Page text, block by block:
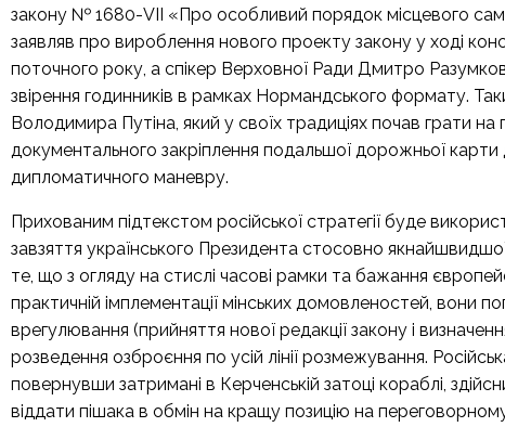
закону № 1680-VIІ «Про особливий порядок місцевого
заявляв про вироблення нового проекту закону у ході
поточного року, а спікер Верховної Ради Дмитро
звірення годинників в рамках Нормандського формату.
Володимира Путіна, який у своїх традиціях почав грати
документального закріплення подальшої дорожньої
дипломатичного маневру.
Прихованим підтекстом російської стратегії буде
завзяття українського Президента стосовно
те, що з огляду на стислі часові рамки та бажання
практичній імплементації мінських домовленостей, вони
врегулювання (прийняття нової редакції закону і
розведення озброєння по усій лінії розмежування.
повернувши затримані в Керченській затоці кораблі,
віддати пішака в обмін на кращу позицію на